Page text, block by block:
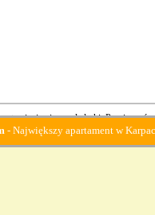
przeglądarki. Prosimy
apartament w Karpaczu.